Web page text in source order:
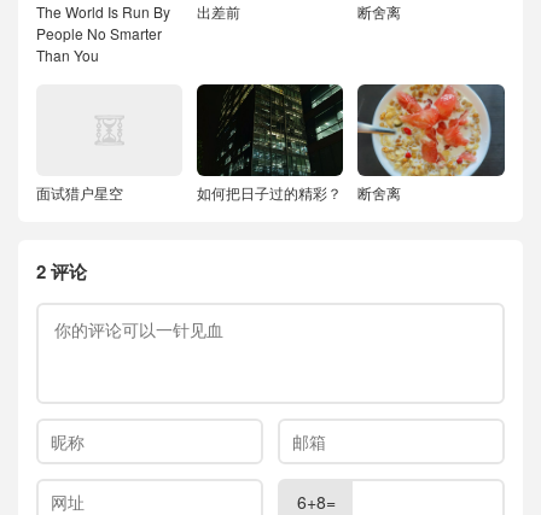
The World Is Run By
People No Smarter
Than You
出差前 断舍离
面试猎户星空 如何把日子过的精彩？ 断舍离
2 评论
6+8=